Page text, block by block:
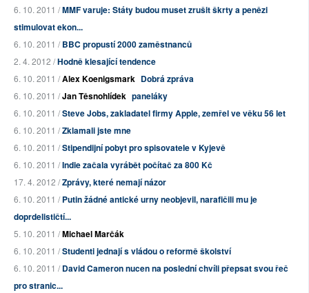
6. 10. 2011 /MMF varuje: Státy budou muset zrušit škrty a penězi
stimulovat ekon...
6. 10. 2011 /BBC propustí 2000 zaměstnanců
2. 4. 2012 /Hodně klesající tendence
6. 10. 2011 /Alex Koenigsmark Dobrá zpráva
6. 10. 2011 /Jan Těsnohlídek paneláky
6. 10. 2011 /Steve Jobs, zakladatel firmy Apple, zemřel ve věku 56 let
6. 10. 2011 /Zklamali jste mne
6. 10. 2011 /Stipendijní pobyt pro spisovatele v Kyjevě
6. 10. 2011 /Indie začala vyrábět počítač za 800 Kč
17. 4. 2012 /Zprávy, které nemají názor
6. 10. 2011 /Putin žádné antické urny neobjevil, narafičili mu je
doprdelističtí...
5. 10. 2011 /Michael Marčák
6. 10. 2011 /Studenti jednají s vládou o reformě školství
6. 10. 2011 /David Cameron nucen na poslední chvíli přepsat svou řeč
pro stranic...